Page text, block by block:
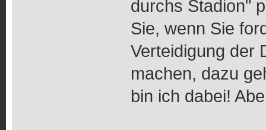
durchs Stadion"
Sie, wenn Sie
Verteidigung der
machen, dazu
bin ich dabei!